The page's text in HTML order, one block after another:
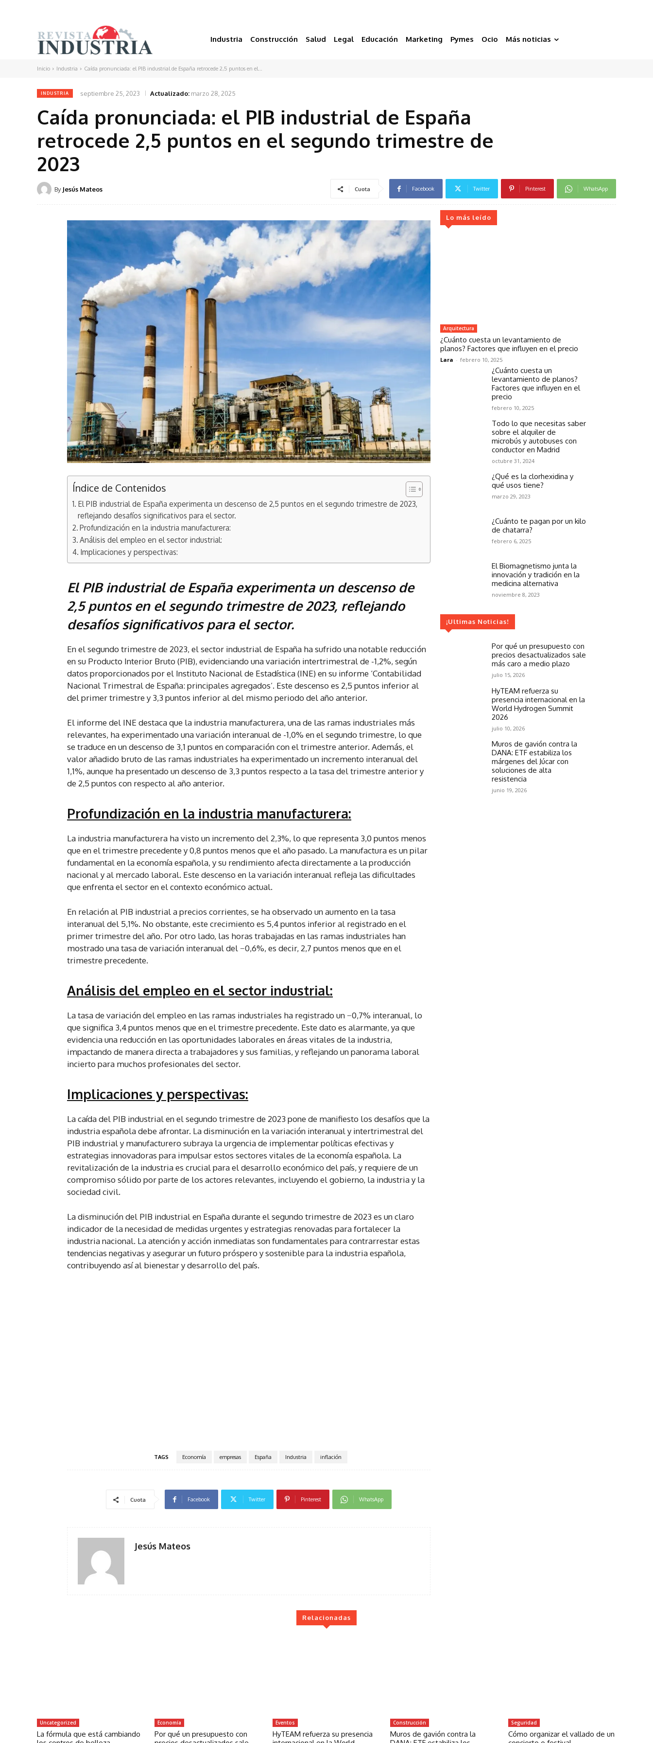
Industria Construcción Salud Legal Educación Marketing Pymes Ocio Más noticias
Inicio Industria Caída pronunciada: el PIB industrial de España retrocede 2,5 puntos en el...
INDUSTRIA septiembre 25, 2023 Actualizado: marzo 28, 2025
Caída pronunciada: el PIB industrial de España
retrocede 2,5 puntos en el segundo trimestre de
2023
By Jesús Mateos Cuota Facebook Twitter Pinterest WhatsApp
Índice de Contenidos
El PIB industrial de España experimenta un descenso de 2,5 puntos en el segundo trimestre de 2023,
reflejando desafíos significativos para el sector.
Profundización en la industria manufacturera:
Análisis del empleo en el sector industrial:
Implicaciones y perspectivas:
El PIB industrial de España experimenta un descenso de
2,5 puntos en el segundo trimestre de 2023, reflejando
desafíos significativos para el sector.
En el segundo trimestre de 2023, el sector industrial de España ha sufrido una notable reducción
en su Producto Interior Bruto (PIB), evidenciando una variación intertrimestral de -1,2%, según
datos proporcionados por el Instituto Nacional de Estadística (INE) en su informe ‘Contabilidad
Nacional Trimestral de España: principales agregados’. Este descenso es 2,5 puntos inferior al
del primer trimestre y 3,3 puntos inferior al del mismo periodo del año anterior.
El informe del INE destaca que la industria manufacturera, una de las ramas industriales más
relevantes, ha experimentado una variación interanual de -1,0% en el segundo trimestre, lo que
se traduce en un descenso de 3,1 puntos en comparación con el trimestre anterior. Además, el
valor añadido bruto de las ramas industriales ha experimentado un incremento interanual del
1,1%, aunque ha presentado un descenso de 3,3 puntos respecto a la tasa del trimestre anterior y
de 2,5 puntos con respecto al año anterior.
Profundización en la industria manufacturera:
La industria manufacturera ha visto un incremento del 2,3%, lo que representa 3,0 puntos menos
que en el trimestre precedente y 0,8 puntos menos que el año pasado. La manufactura es un pilar
fundamental en la economía española, y su rendimiento afecta directamente a la producción
nacional y al mercado laboral. Este descenso en la variación interanual refleja las dificultades
que enfrenta el sector en el contexto económico actual.
En relación al PIB industrial a precios corrientes, se ha observado un aumento en la tasa
interanual del 5,1%. No obstante, este crecimiento es 5,4 puntos inferior al registrado en el
primer trimestre del año. Por otro lado, las horas trabajadas en las ramas industriales han
mostrado una tasa de variación interanual del −0,6%, es decir, 2,7 puntos menos que en el
trimestre precedente.
Análisis del empleo en el sector industrial:
La tasa de variación del empleo en las ramas industriales ha registrado un −0,7% interanual, lo
que significa 3,4 puntos menos que en el trimestre precedente. Este dato es alarmante, ya que
evidencia una reducción en las oportunidades laborales en áreas vitales de la industria,
impactando de manera directa a trabajadores y sus familias, y reflejando un panorama laboral
incierto para muchos profesionales del sector.
Implicaciones y perspectivas:
La caída del PIB industrial en el segundo trimestre de 2023 pone de manifiesto los desafíos que la
industria española debe afrontar. La disminución en la variación interanual y intertrimestral del
PIB industrial y manufacturero subraya la urgencia de implementar políticas efectivas y
estrategias innovadoras para impulsar estos sectores vitales de la economía española. La
revitalización de la industria es crucial para el desarrollo económico del país, y requiere de un
compromiso sólido por parte de los actores relevantes, incluyendo el gobierno, la industria y la
sociedad civil.
La disminución del PIB industrial en España durante el segundo trimestre de 2023 es un claro
indicador de la necesidad de medidas urgentes y estrategias renovadas para fortalecer la
industria nacional. La atención y acción inmediatas son fundamentales para contrarrestar estas
tendencias negativas y asegurar un futuro próspero y sostenible para la industria española,
contribuyendo así al bienestar y desarrollo del país.
TAGS Economía empresas España Industria inflación
Cuota Facebook Twitter Pinterest WhatsApp
Jesús Mateos
Lo más leído
Arquitectura
¿Cuánto cuesta un levantamiento de
planos? Factores que influyen en el precio
Lara - febrero 10, 2025
¿Cuánto cuesta un
levantamiento de planos?
Factores que influyen en el
precio
febrero 10, 2025
Todo lo que necesitas saber
sobre el alquiler de
microbús y autobuses con
conductor en Madrid
octubre 31, 2024
¿Qué es la clorhexidina y
qué usos tiene?
marzo 29, 2023
¿Cuánto te pagan por un kilo
de chatarra?
febrero 6, 2025
El Biomagnetismo junta la
innovación y tradición en la
medicina alternativa
noviembre 8, 2023
¡Ultimas Noticias!
Por qué un presupuesto con
precios desactualizados sale
más caro a medio plazo
julio 15, 2026
HyTEAM refuerza su
presencia internacional en la
World Hydrogen Summit
2026
julio 10, 2026
Muros de gavión contra la
DANA: ETF estabiliza los
márgenes del Júcar con
soluciones de alta
resistencia
junio 19, 2026
Relacionadas
Uncategorized
La fórmula que está cambiando
Economía
Por qué un presupuesto con
Eventos
HyTEAM refuerza su presencia
Construcción
Muros de gavión contra la
Seguridad
Cómo organizar el vallado de un